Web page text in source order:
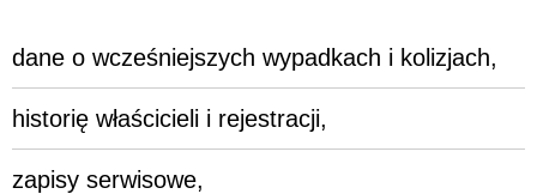
dane o wcześniejszych wypadkach i kolizjach,
historię właścicieli i rejestracji,
zapisy serwisowe,